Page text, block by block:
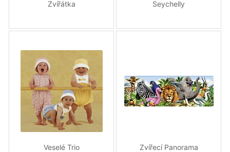
Zvířátka Seychelly
Veselé Trio Zvířecí Panorama